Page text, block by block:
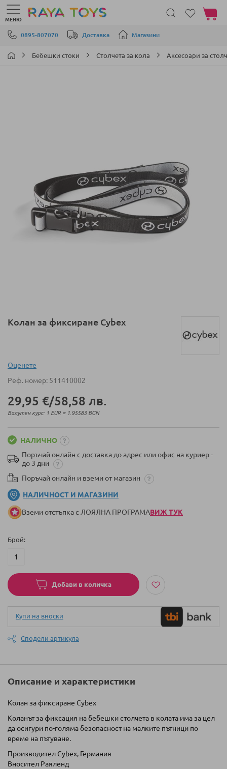
Прескачане към съдържанието
0895-807070 Доставка Магазини
МЕНЮ
Моята
Бебешки стоки Столчета за кола Аксесоари за
Преминете
галерия
снимки
Колан за фиксиране Cybex
Оценeте
Реф. номер 511410002
29,95 €/58,58 лв.
Валутен курс: 1 EUR = 1.95583 BGN
НАЛИЧНО
Поръчай онлайн с доставка до адрес или офис на куриер -
до 3 дни
Поръчай онлайн и вземи от магазин
НАЛИЧНОСТ И МАГАЗИНИ
Вземи отстъпка с ЛОЯЛНА ПРОГРАМАВИЖ ТУК
Брой
Добави в количка
Купи на вноски
Сподели артикула
Описание и характеристики
Колан за фиксиране Cybex
Коланът за фиксация на бебешки столчета в колата има за цел
да осигури по-голяма безопасност на малките пътници по
време на пътуване.
Производител Cybex, Германия
Вносител Раяленд